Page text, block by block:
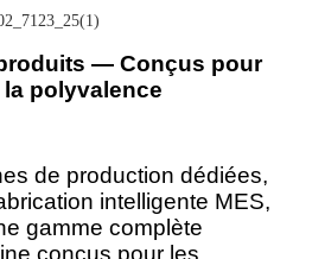
— Conçus pour
la polyvalence
de production dédiées,
intelligente MES,
gamme complète
conçus pour les